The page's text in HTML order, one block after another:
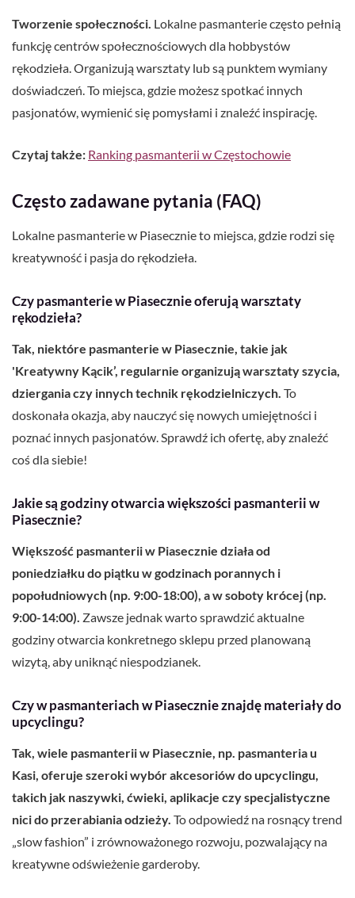
Tworzenie społeczności. Lokalne pasmanterie często pełnią
funkcję centrów społecznościowych dla hobbystów
rękodzieła. Organizują warsztaty lub są punktem wymiany
doświadczeń. To miejsca, gdzie możesz spotkać innych
pasjonatów, wymienić się pomysłami i znaleźć inspirację.
Czytaj także: Ranking pasmanterii w Częstochowie
Często zadawane pytania (FAQ)
Lokalne pasmanterie w Piasecznie to miejsca, gdzie rodzi się
kreatywność i pasja do rękodzieła.
Czy pasmanterie w Piasecznie oferują warsztaty
rękodzieła?
Tak, niektóre pasmanterie w Piasecznie, takie jak
'Kreatywny Kącik’, regularnie organizują warsztaty szycia,
dziergania czy innych technik rękodzielniczych. To
doskonała okazja, aby nauczyć się nowych umiejętności i
poznać innych pasjonatów. Sprawdź ich ofertę, aby znaleźć
coś dla siebie!
Jakie są godziny otwarcia większości pasmanterii w
Piasecznie?
Większość pasmanterii w Piasecznie działa od
poniedziałku do piątku w godzinach porannych i
popołudniowych (np. 9:00-18:00), a w soboty krócej (np.
9:00-14:00). Zawsze jednak warto sprawdzić aktualne
godziny otwarcia konkretnego sklepu przed planowaną
wizytą, aby uniknąć niespodzianek.
Czy w pasmanteriach w Piasecznie znajdę materiały do
upcyclingu?
Tak, wiele pasmanterii w Piasecznie, np. pasmanteria u
Kasi, oferuje szeroki wybór akcesoriów do upcyclingu,
takich jak naszywki, ćwieki, aplikacje czy specjalistyczne
nici do przerabiania odzieży. To odpowiedź na rosnący trend
„slow fashion” i zrównoważonego rozwoju, pozwalający na
kreatywne odświeżenie garderoby.